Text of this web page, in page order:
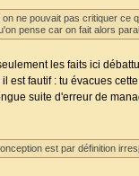
ne pouvait pas critiquer ce
pense car on fait alors
les faits ici
fautif : tu évacues
suite d'erreur de
est par définition